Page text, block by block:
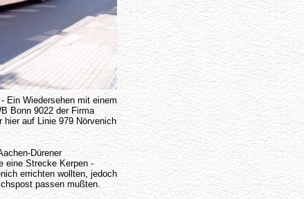
Ein Wiedersehen mit einem
Bonn 9022 der Firma
auf Linie 979 Nörvenich
Dürener
eine Strecke Kerpen -
errichten wollten, jedoch
passen mußten.